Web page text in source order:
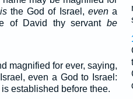
isthe God of Israel, evena
of David thy servant be
magnified for ever, saying,
even a God to Israel:
established before thee.